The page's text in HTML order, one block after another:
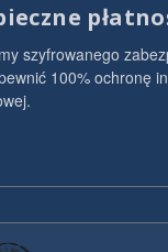
szyfrowanego
100% ochronę